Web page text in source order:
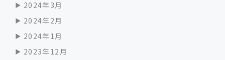
2024年3月
2024年2月
2024年1月
2023年12月